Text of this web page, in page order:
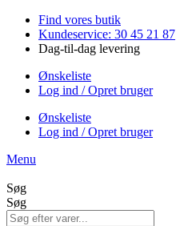
Videre
indhold
Find vores butik
Kundeservice: 30 45 21 87
Dag-til-dag levering
Ønskeliste
Log ind / Opret bruger
Ønskeliste
Log ind / Opret bruger
Menu
Søg
Søg